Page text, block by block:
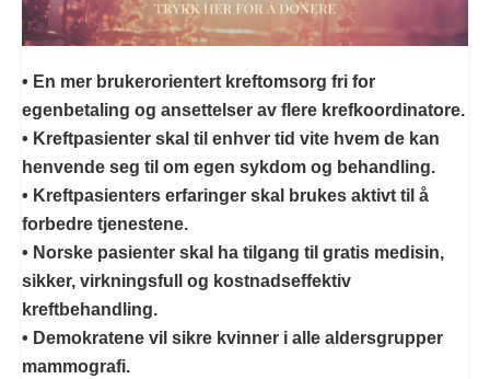
• En mer brukerorientert kreftomsorg fri for
egenbetaling og ansettelser av flere krefkoordinatore.
• Kreftpasienter skal til enhver tid vite hvem de kan
henvende seg til om egen sykdom og behandling.
• Kreftpasienters erfaringer skal brukes aktivt til å
forbedre tjenestene.
• Norske pasienter skal ha tilgang til gratis medisin,
sikker, virkningsfull og kostnadseffektiv
kreftbehandling.
• Demokratene vil sikre kvinner i alle aldersgrupper
mammografi.